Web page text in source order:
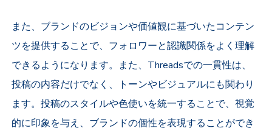
また、ブランドのビジョンや価値観に基づいたコンテン
ツを提供することで、フォロワーと認識関係をよく理解
できるようになります。また、Threadsでの一貫性は、
投稿の内容だけでなく、トーンやビジュアルにも関わり
ます。投稿のスタイルや色使いを統一することで、視覚
的に印象を与え、ブランドの個性を表現することができ